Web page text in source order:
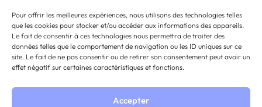
Pour offrir les meilleures expériences, nous utilisons des technologies telles
que les cookies pour stocker et/ou accéder aux informations des appareils.
Le fait de consentir à ces technologies nous permettra de traiter des
données telles que le comportement de navigation ou les ID uniques sur ce
site. Le fait de ne pas consentir ou de retirer son consentement peut avoir un
effet négatif sur certaines caractéristiques et fonctions.
Accepter